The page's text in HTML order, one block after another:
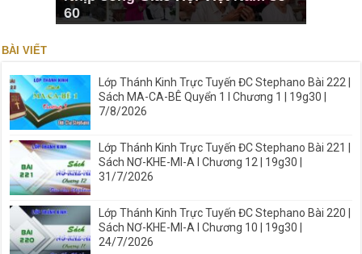
60
BÀI VIẾT
Lớp Thánh Kinh Trực Tuyến ĐC Stephano Bài 222 |
Sách MA-CA-BÊ Quyển 1 I Chương 1 | 19g30 |
7/8/2026
Lớp Thánh Kinh Trực Tuyến ĐC Stephano Bài 221 |
Sách NƠ-KHE-MI-A I Chương 12 | 19g30 |
31/7/2026
Lớp Thánh Kinh Trực Tuyến ĐC Stephano Bài 220 |
Sách NƠ-KHE-MI-A I Chương 10 | 19g30 |
24/7/2026